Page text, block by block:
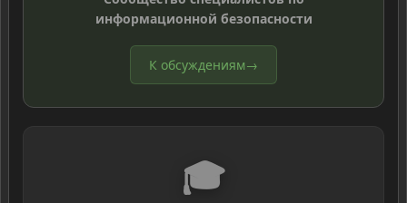
информационной безопасности
К обсуждениям→
🎓